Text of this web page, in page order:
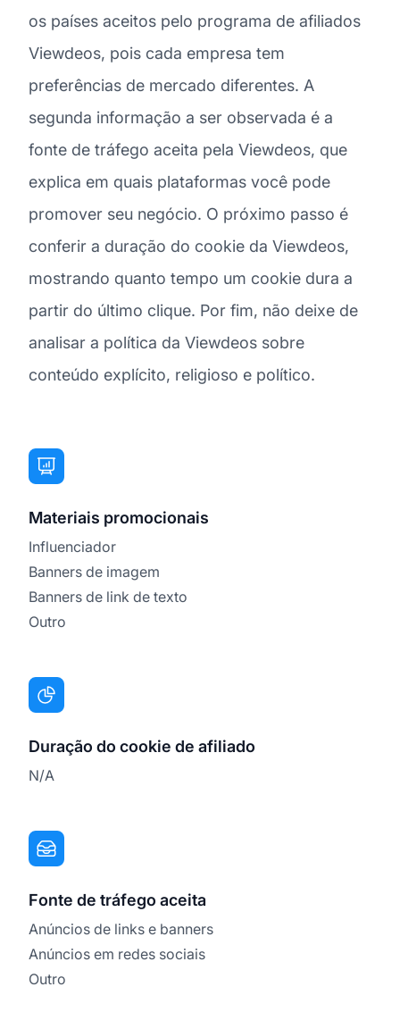
os países aceitos pelo programa de afiliados
Viewdeos, pois cada empresa tem
preferências de mercado diferentes. A
segunda informação a ser observada é a
fonte de tráfego aceita pela Viewdeos, que
explica em quais plataformas você pode
promover seu negócio. O próximo passo é
conferir a duração do cookie da Viewdeos,
mostrando quanto tempo um cookie dura a
partir do último clique. Por fim, não deixe de
analisar a política da Viewdeos sobre
conteúdo explícito, religioso e político.
Materiais promocionais
Influenciador
Banners de imagem
Banners de link de texto
Outro
Duração do cookie de afiliado
N/A
Fonte de tráfego aceita
Anúncios de links e banners
Anúncios em redes sociais
Outro